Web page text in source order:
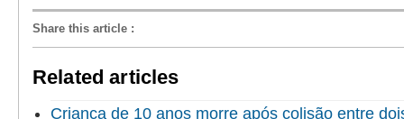
Share this article :
Related articles
Criança de 10 anos morre após colisão entre